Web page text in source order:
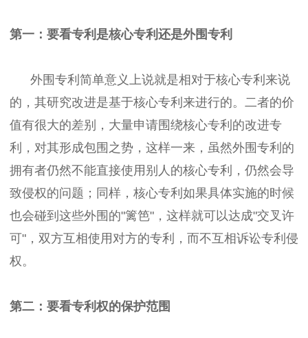
第一：要看专利是核心专利还是外围专利
外围专利简单意义上说就是相对于核心专利来说
的，其研究改进是基于核心专利来进行的。二者的价
值有很大的差别，大量申请围绕核心专利的改进专
利，对其形成包围之势，这样一来，虽然外围专利的
拥有者仍然不能直接使用别人的核心专利，仍然会导
致侵权的问题；同样，核心专利如果具体实施的时候
也会碰到这些外围的"篱笆"，这样就可以达成"交叉许
可"，双方互相使用对方的专利，而不互相诉讼专利侵
权。
第二：要看专利权的保护范围